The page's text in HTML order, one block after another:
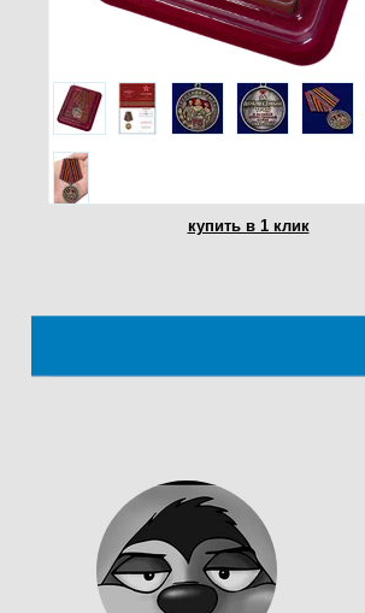
купить в 1 клик